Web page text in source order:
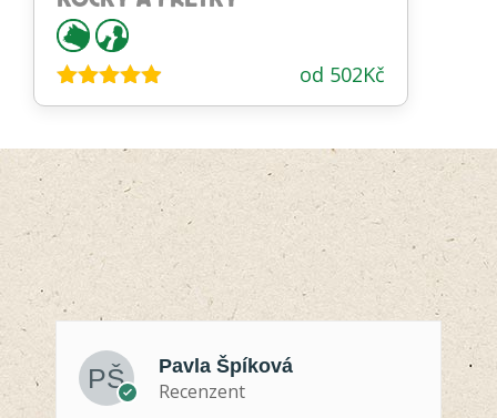
Hodnocení
od 502Kč
Pavla Špíková
Recenzent